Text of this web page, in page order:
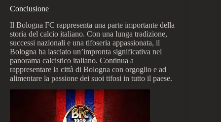
Conclusione
Il Bologna FC rappresenta una parte importante della
storia del calcio italiano. Con una lunga tradizione,
successi nazionali e una tifoseria appassionata, il
Bologna ha lasciato un’impronta significativa nel
panorama calcistico italiano. Continua a
rappresentare la città di Bologna con orgoglio e ad
alimentare la passione dei suoi tifosi in tutto il paese.